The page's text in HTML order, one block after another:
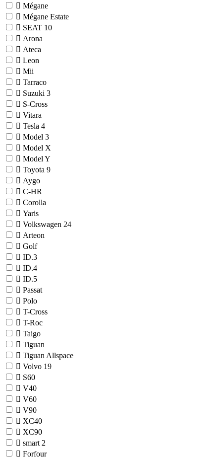
Mégane
Mégane Estate
SEAT 10
Arona
Ateca
Leon
Mii
Tarraco
Suzuki 3
S-Cross
Vitara
Tesla 4
Model 3
Model X
Model Y
Toyota 9
Aygo
C-HR
Corolla
Yaris
Volkswagen 24
Arteon
Golf
ID.3
ID.4
ID.5
Passat
Polo
T-Cross
T-Roc
Taigo
Tiguan
Tiguan Allspace
Volvo 19
S60
V40
V60
V90
XC40
XC90
smart 2
Forfour